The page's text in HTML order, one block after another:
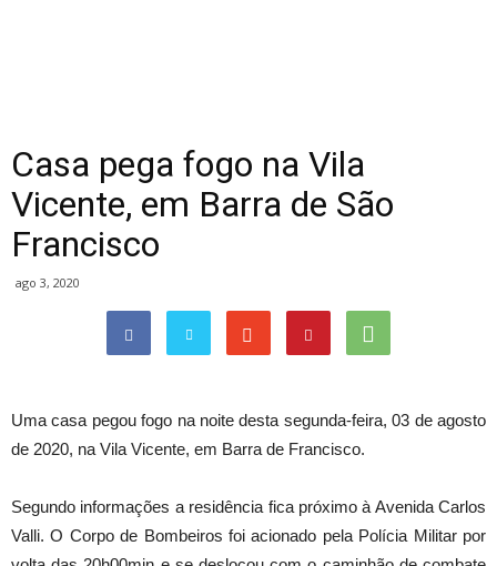
Casa pega fogo na Vila
Vicente, em Barra de São
Francisco
ago 3, 2020
Uma casa pegou fogo na noite desta segunda-feira, 03 de agosto
de 2020, na Vila Vicente, em Barra de Francisco.
Segundo informações a residência fica próximo à Avenida Carlos
Valli. O Corpo de Bombeiros foi acionado pela Polícia Militar por